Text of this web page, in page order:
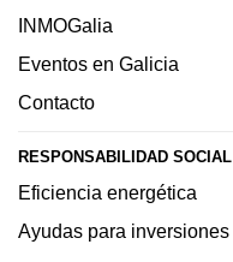
INMOGalia
Eventos en Galicia
Contacto
RESPONSABILIDAD SOCIAL
Eficiencia energética
Ayudas para inversiones